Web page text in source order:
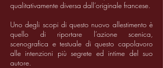
qualitativamente diversa dall’originale francese.
Uno degli scopi di questo nuovo allestimento è
quello di riportare l’azione scenica,
scenografica e testuale di questo capolavoro
alle intenzioni più segrete ed intime del suo
autore.